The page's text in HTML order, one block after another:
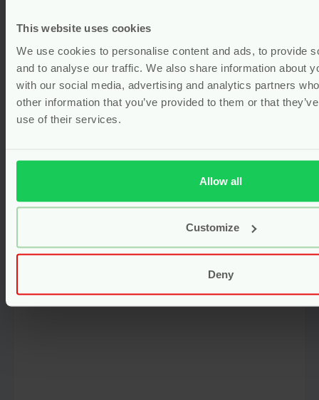
This website uses cookies
We use cookies to personalise content and ads, to provide
and to analyse our traffic. We also share information about
with our social media, advertising and analytics partners
other information that you’ve provided to them or that
use of their services.
Allow all
Customize
Deny
E-mail*
Natuurlijk Maandverband – Ultra
Extra Pads Regular – 12 stuks –
Natracare
Voor3.99